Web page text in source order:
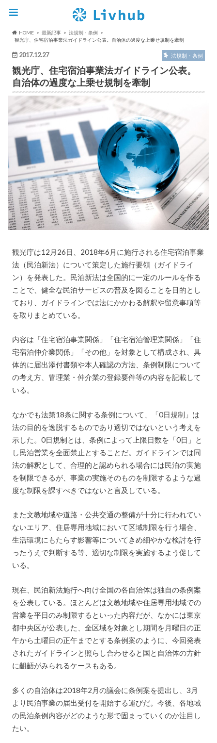
HOME 最新記事
法規制・条例
観光庁、住宅宿泊事業法ガイドライン公表。自治体の過度な上乗せ規制を牽制
2017.12.27 法規制・条例
観光庁、住宅宿泊事業法ガイドライン公表。
自治体の過度な上乗せ規制を牽制
観光庁は12月26日、2018年6月に施行される住宅宿泊事業
法（民泊新法）について策定した施行要領（ガイドライ
ン）を発表した。民泊新法は全国的に一定のルールを作る
ことで、健全な民泊サービスの普及を図ることを目的とし
ており、ガイドラインでは法にかかわる解釈や留意事項等
を取りまとめている。
内容は「住宅宿泊事業関係」「住宅宿泊管理業関係」「住
宅宿泊仲介業関係」「その他」を対象として構成され、具
体的に届出添付書類や本人確認の方法、条例制限について
の考え方、管理業・仲介業の登録要件等の内容を記載して
いる。
なかでも法第18条に関する条例について、「0日規制」は
法の目的を逸脱するものであり適切ではないという考えを
示した。0日規制とは、条例によって上限日数を「0日」と
し民泊営業を全面禁止とすることだ。ガイドラインでは同
法の解釈として、合理的と認められる場合には民泊の実施
を制限できるが、事業の実施そのものを制限するような過
度な制限を課すべきではないと言及している。
また文教地域や道路・公共交通の整備が十分に行われてい
ないエリア、住居専用地域において区域制限を行う場合、
生活環境にもたらす影響等についてきめ細やかな検討を行
ったうえで判断する等、適切な制限を実施するよう促して
いる。
現在、民泊新法施行へ向け全国の各自治体は独自の条例案
を公表している。ほとんどは文教地域や住居専用地域での
営業を平日のみ制限するといった内容だが、なかには東京
都中央区が公表した、全区域を対象とし期間を月曜日の正
午から土曜日の正午までとする条例案のように、今回発表
されたガイドラインと照らし合わせると国と自治体の方針
に齟齬がみられるケースもある。
多くの自治体は2018年2月の議会に条例案を提出し、3月
より民泊事業の届出受付を開始する運びだ。今後、各地域
の民泊条例内容がどのような形で固まっていくのか注目し
たい。